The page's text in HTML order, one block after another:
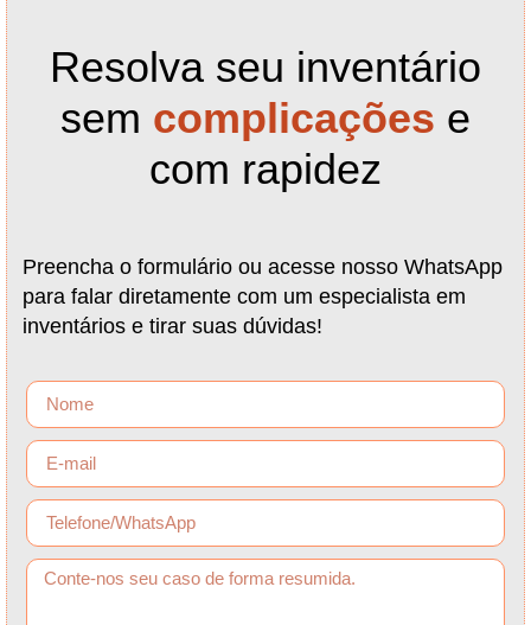
Resolva seu inventário
sem complicações e
com rapidez
Preencha o formulário ou acesse nosso WhatsApp
para falar diretamente com um especialista em
inventários e tirar suas dúvidas!